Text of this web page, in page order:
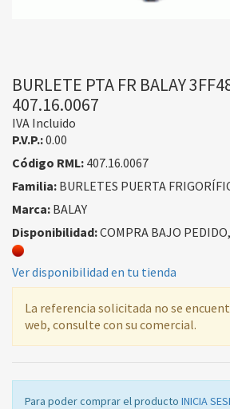
BURLETE PTA FR BALAY
407.16.0067
IVA Incluido
P.V.P.:0.00
Código RML: 407.16.0067
Familia: BURLETES PUERTA
Marca: BALAY
Disponibilidad:COMPRA BAJO
Ver disponibilidad en tu tienda
La referencia solicitada no se
web, consulte con su comercial.
Para poder comprar el producto INICIA